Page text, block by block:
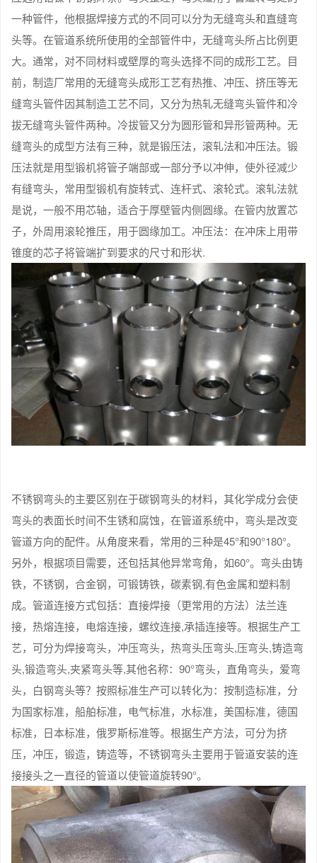
一种管件，他根据焊接方式的不同可以分为无缝弯头和直缝弯
头等。在管道系统所使用的全部管件中，无缝弯头所占比例更
大。通常，对不同材料或壁厚的弯头选择不同的成形工艺。目
前，制造厂常用的无缝弯头成形工艺有热推、冲压、挤压等无
缝弯头管件因其制造工艺不同，又分为热轧无缝弯头管件和冷
拔无缝弯头管件两种。冷拔管又分为圆形管和异形管两种。无
缝弯头的成型方法有三种，就是锻压法，滚轧法和冲压法。锻
压法就是用型锻机将管子端部或一部分予以冲伸，使外径减少
有缝弯头，常用型锻机有旋转式、连杆式、滚轮式。滚轧法就
是说，一般不用芯轴，适合于厚壁管内侧圆缘。在管内放置芯
子，外周用滚轮推压，用于圆缘加工。冲压法：在冲床上用带
锥度的芯子将管端扩到要求的尺寸和形状.
不锈钢弯头的主要区别在于碳钢弯头的材料，其化学成分会使
弯头的表面长时间不生锈和腐蚀，在管道系统中，弯头是改变
管道方向的配件。从角度来看，常用的三种是45°和90°180°。
另外，根据项目需要，还包括其他异常弯角，如60°。弯头由铸
铁，不锈钢，合金钢，可锻铸铁，碳素钢,有色金属和塑料制
成。管道连接方式包括：直接焊接（更常用的方法）法兰连
接，热熔连接，电熔连接，螺纹连接,承插连接等。根据生产工
艺，可分为焊接弯头，冲压弯头，热弯头压弯头,压弯头,铸造弯
头,锻造弯头,夹紧弯头等,其他名称：90°弯头，直角弯头，爱弯
头，白钢弯头等？按照标准生产可以转化为：按制造标准，分
为国家标准，船舶标准，电气标准，水标准，美国标准，德国
标准，日本标准，俄罗斯标准等。根据生产方法，可分为挤
压，冲压，锻造，铸造等，不锈钢弯头主要用于管道安装的连
接接头之一直径的管道以使管道旋转90°。